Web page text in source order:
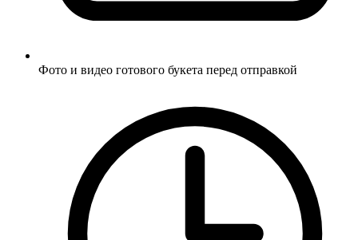
Фото и видео готового букета перед отправкой